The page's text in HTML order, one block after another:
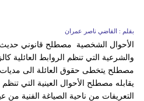
بقلم : القاضي ناصر عمران
الأحوال الشخصية مصطلح قانوني حديث
والشرعية التي تنظم الروابط العائلية
مصطلح يتخطى حقوق العائلة الى
يقابله مصطلح الأحوال العينية التي
التعريفات من ناحية الصياغة الفنية